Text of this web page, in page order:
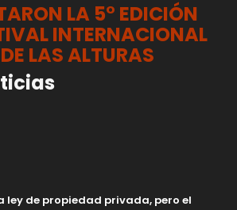
LA 5° EDICIÓN
INTERNACIONAL
LAS ALTURAS
ley de propiedad privada, pero el